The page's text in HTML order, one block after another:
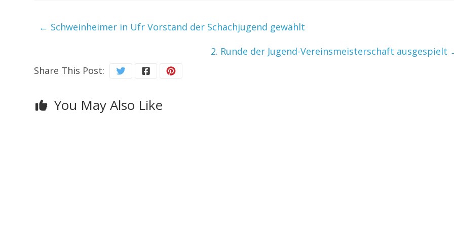
← Schweinheimer in Ufr Vorstand der Schachjugend gewählt
2. Runde der Jugend-Vereinsmeisterschaft ausgespielt
Share This Post:
You May Also Like